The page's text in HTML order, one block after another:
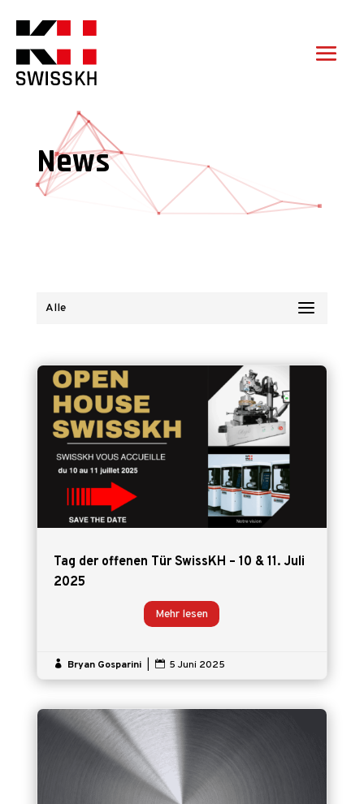
News
Alle
Tag der offenen Tür SwissKH – 10 & 11. Juli
2025
Mehr lesen
 Bryan Gosparini  5 Juni 2025